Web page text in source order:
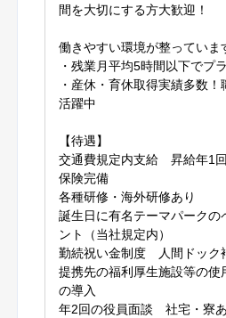
間を大切にする方大歓迎！
働きやすい環境が整っていま
・残業月平均5時間以下でプ
・産休・育休取得実績多数
活躍中
【待遇】
交通費規定内支給 昇給年
保険完備
各種研修・海外研修あり
誕生日に有名テーマパークの
ント（当社規定内）
勤続祝い金制度 人間ドック
提携先の福利厚生施設等の
の導入
年2回の役員面談 社宅・寮あ